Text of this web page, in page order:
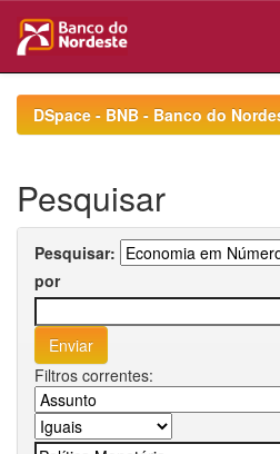
navigationDSpace - BNB - Banco do
Pesquisar
Pesquisar:
por
Filtros correntes: